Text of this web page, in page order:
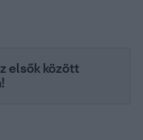
elsők között